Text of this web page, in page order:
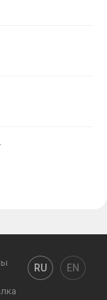
RU EN